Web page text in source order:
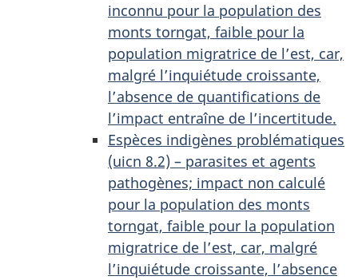
inconnu pour la population des
monts torngat, faible pour la
population migratrice de l’est, car,
malgré l’inquiétude croissante,
l’absence de quantifications de
l’impact entraîne de l’incertitude.
Espèces indigènes problématiques
(uicn 8.2) – parasites et agents
pathogènes; impact non calculé
pour la population des monts
torngat, faible pour la population
migratrice de l’est, car, malgré
l’inquiétude croissante, l’absence